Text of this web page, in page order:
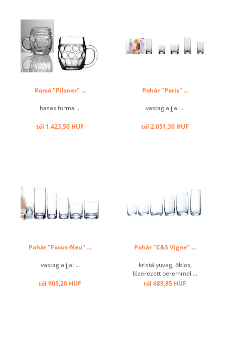
Korsó "Pilsner" ...
hasas forma ...
tól 1.423,50 HUF
Pohár "Paris" ...
vastag aljjal ...
tól 2.051,30 HUF
Pohár "Focus-Neu" ...
vastag aljjal ...
tól 905,20 HUF
Pohár "C&S Vigne" ...
kristályüveg, öblös,
lézerezett peremmel ...
tól 689,85 HUF